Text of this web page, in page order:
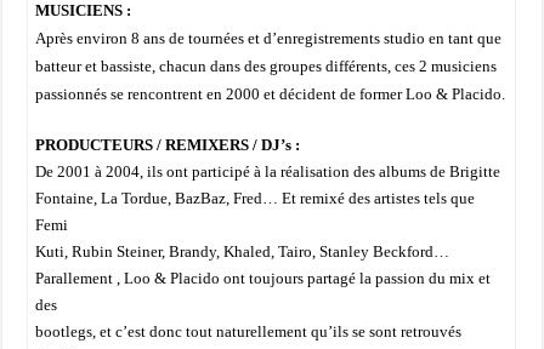
MUSICIENS :
Après environ 8 ans de tournées et d’enregistrements studio en tant que
batteur et bassiste, chacun dans des groupes différents, ces 2 musiciens
passionnés se rencontrent en 2000 et décident de former Loo & Placido.
PRODUCTEURS / REMIXERS / DJ’s :
De 2001 à 2004, ils ont participé à la réalisation des albums de Brigitte
Fontaine, La Tordue, BazBaz, Fred… Et remixé des artistes tels que
Femi
Kuti, Rubin Steiner, Brandy, Khaled, Tairo, Stanley Beckford…
Parallement , Loo & Placido ont toujours partagé la passion du mix et
des
bootlegs, et c’est donc tout naturellement qu’ils se sont retrouvés